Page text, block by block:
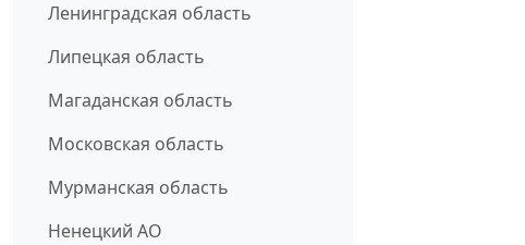
Ленинградская область
Липецкая область
Магаданская область
Московская область
Мурманская область
Ненецкий АО